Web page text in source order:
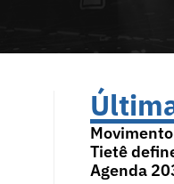
Tietê
Agenda